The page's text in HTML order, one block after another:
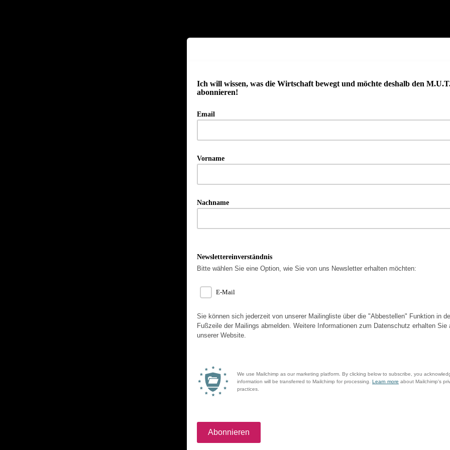
Ich will wissen, was die Wirtschaft bewegt und möchte deshalb den
abonnieren!
Email
Vorname
Nachname
Newslettereinverständnis
Bitte wählen Sie eine Option, wie Sie von uns Newsletter erhalten möchten:
E-Mail
Sie können sich jederzeit von unserer Mailingliste über die "Abbestellen" Funktion in
Fußzeile der Mailings abmelden. Weitere Informationen zum Datenschutz erhalten Sie
unserer Website.
We use Mailchimp as our marketing platform. By clicking below to subscribe, you
information will be transferred to Mailchimp for processing. Learn more about Mailchimp's
practices.